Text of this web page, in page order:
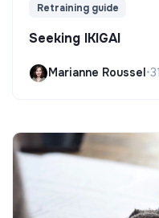
Retraining guide
Seeking IKIGAI
Marianne Roussel •